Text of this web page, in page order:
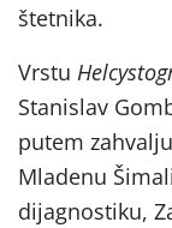
štetnika.
Vrstu
Stanislav
putem
Mladenu
dijagnostiku,